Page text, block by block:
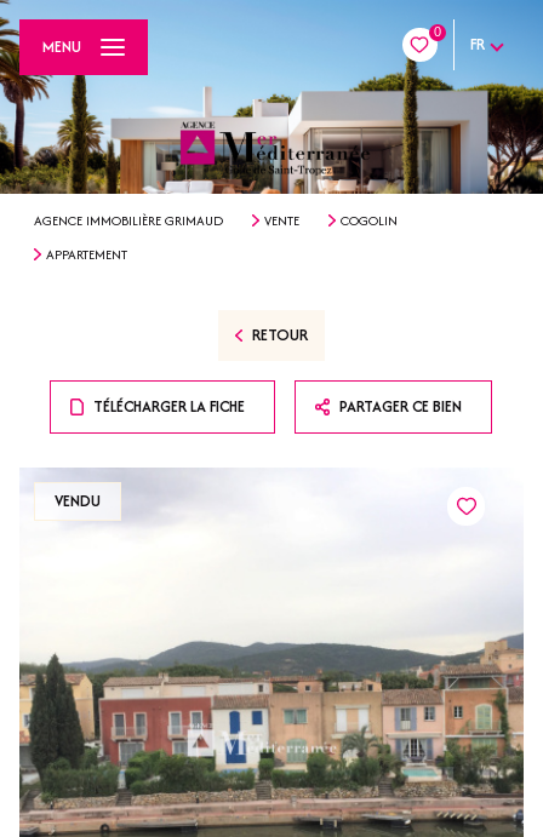
0
FR
MENU
AGENCE IMMOBILIÈRE GRIMAUD VENTE
COGOLIN
APPARTEMENT
RETOUR
TÉLÉCHARGER LA FICHE PARTAGER CE BIEN
VENDU